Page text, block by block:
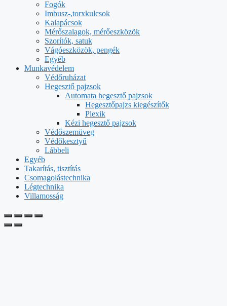
Fogók
Imbusz-,torxkulcsok
Kalapácsok
Mérőszalagok, mérőeszközök
Szorítók, satuk
Vágóeszközök, pengék
Egyéb
Munkavédelem
Védőruházat
Hegesztő pajzsok
Automata hegesztő pajzsok
Hegesztőpajzs kiegészítők
Plexik
Kézi hegesztő pajzsok
Védőszemüveg
Védőkesztyű
Lábbeli
Egyéb
Takarítás, tisztítás
Csomagolástechnika
Légtechnika
Villamosság